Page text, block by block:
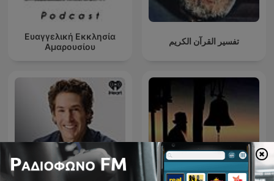
Ευαγγελική Εκκλησία
Αμαρουσίου
تفسير القرآن الكريم